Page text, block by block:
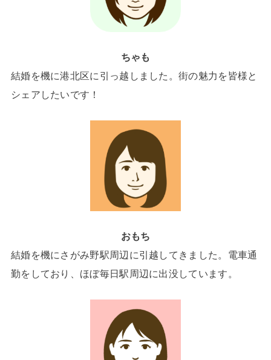
ちゃも
結婚を機に港北区に引っ越しました。街の魅力を皆様と
シェアしたいです！
おもち
結婚を機にさがみ野駅周辺に引越してきました。電車通
勤をしており、ほぼ毎日駅周辺に出没しています。